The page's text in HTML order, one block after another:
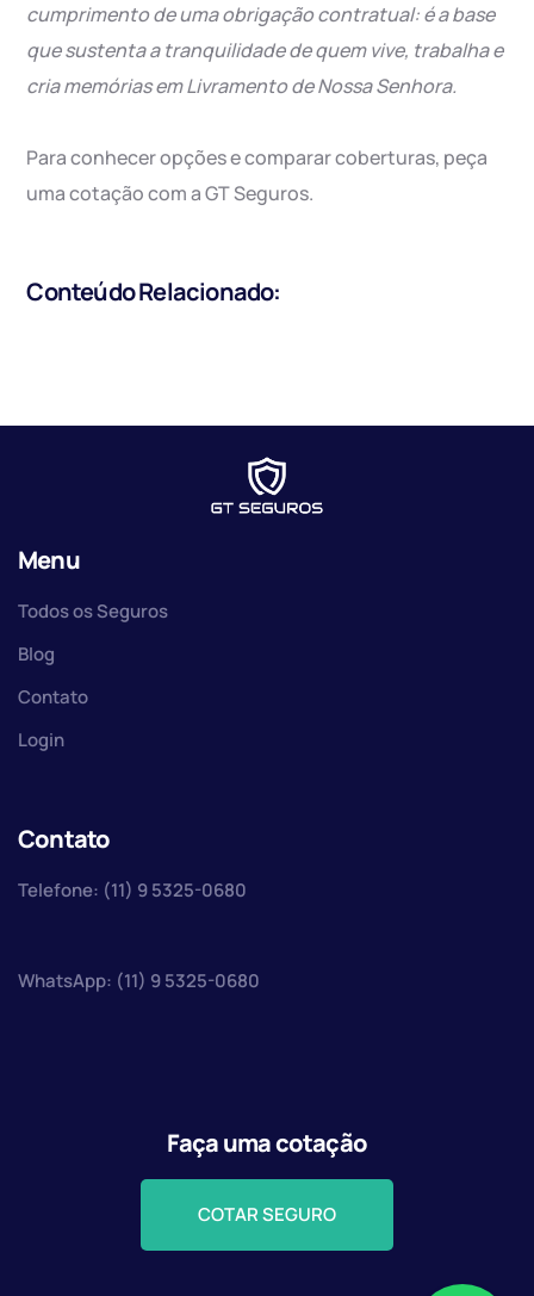
cumprimento de uma obrigação contratual: é a base
que sustenta a tranquilidade de quem vive, trabalha e
cria memórias em Livramento de Nossa Senhora.
Para conhecer opções e comparar coberturas, peça
uma cotação com a GT Seguros.
Conteúdo Relacionado:
Menu
Todos os Seguros
Blog
Contato
Login
Contato
Telefone: (11) 9 5325-0680
WhatsApp: (11) 9 5325-0680
Faça uma cotação
COTAR SEGURO